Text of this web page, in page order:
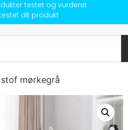
testet og vurderet
dit produkt
mørkegrå